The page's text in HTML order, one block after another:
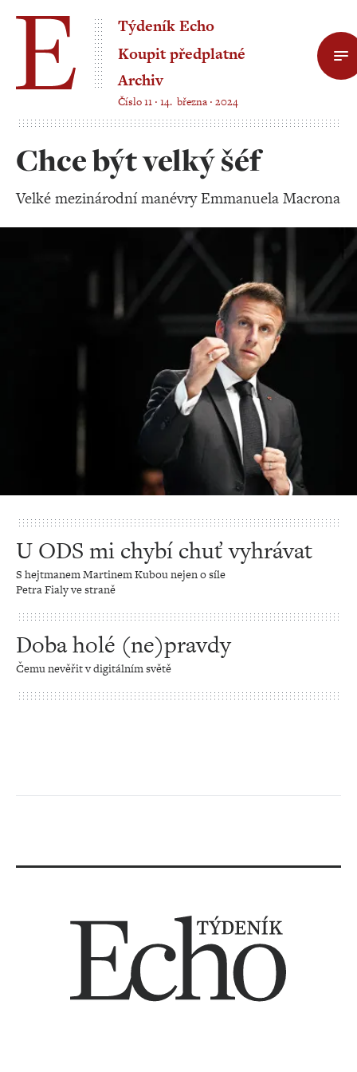
Týdeník Echo
Koupit předplatné
Archiv
Číslo 11 ‧ 14. března ‧ 2024
Chce být velký šéf
Velké mezinárodní manévry Emmanuela Macrona
U ODS mi chybí chuť vyhrávat
S hejtmanem Martinem Kubou nejen o síle
Petra Fialy ve straně
Doba holé (ne)pravdy
Čemu nevěřit v digitálním světě